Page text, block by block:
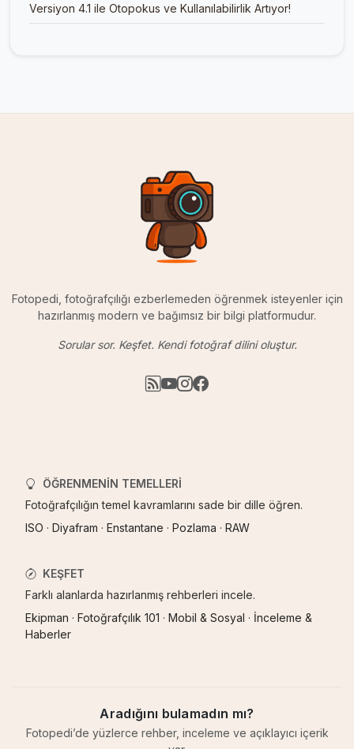
Versiyon 4.1 ile Otopokus ve Kullanılabilirlik Artıyor!
Fotopedi, fotoğrafçılığı ezberlemeden öğrenmek isteyenler için
hazırlanmış modern ve bağımsız bir bilgi platformudur.
Sorular sor. Keşfet. Kendi fotoğraf dilini oluştur.
ÖĞRENMENIN TEMELLERI
Fotoğrafçılığın temel kavramlarını sade bir dille öğren.
ISO · Diyafram · Enstantane · Pozlama · RAW
KEŞFET
Farklı alanlarda hazırlanmış rehberleri incele.
Ekipman · Fotoğrafçılık 101 · Mobil & Sosyal · İnceleme &
Haberler
Aradığını bulamadın mı?
Fotopedi’de yüzlerce rehber, inceleme ve açıklayıcı içerik